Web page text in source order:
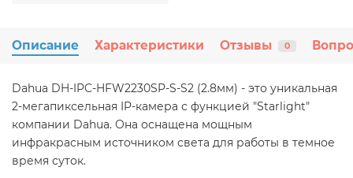
Описание Характеристики Отзывы 0
Dahua DH-IPC-HFW2230SP-S-S2 (2.8мм) - это уникальная
2-мегапиксельная IP-камера с функцией "Starlight"
компании Dahua. Она оснащена мощным
инфракрасным источником света для работы в темное
время суток.